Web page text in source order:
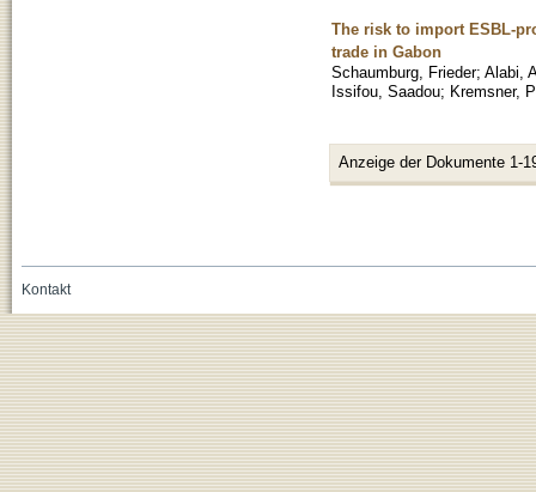
The risk to import ESBL-
trade in Gabon
Schaumburg, Frieder; Alabi,
Issifou, Saadou; Kremsner,
Anzeige der Dokumente 1-
Kontakt